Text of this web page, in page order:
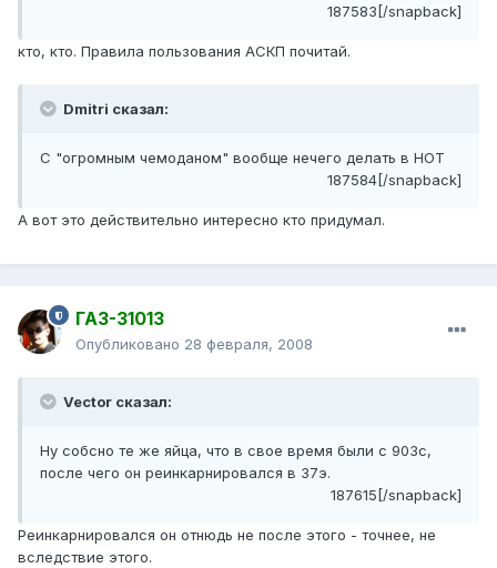
187583[/snapback]
кто, кто. Правила пользования АСКП почитай.
Dmitri сказал:
С "огромным чемоданом" вообще нечего делать в НОТ
187584[/snapback]
А вот это действительно интересно кто придумал.
ГАЗ-31013
Опубликовано 28 февраля, 2008
Vector сказал:
Ну собсно те же яйца, что в свое время были с 903с,
после чего он реинкарнировался в 37э.
187615[/snapback]
Реинкарнировался он отнюдь не после этого - точнее, не
вследствие этого.